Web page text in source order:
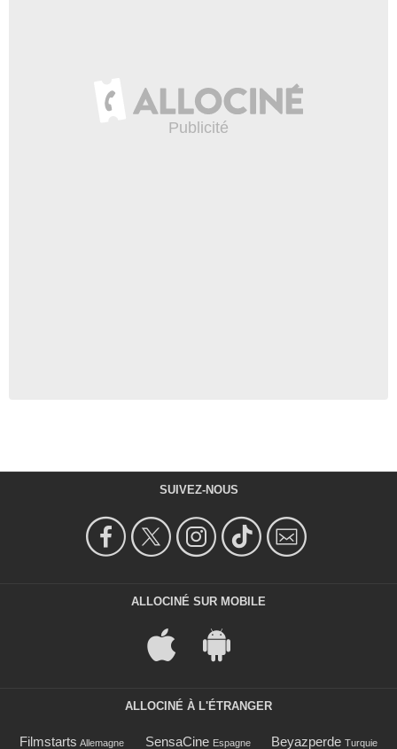
SUIVEZ-NOUS
ALLOCINÉ SUR MOBILE
ALLOCINÉ À L'ÉTRANGER
Filmstarts Allemagne SensaCine Espagne Beyazperde Turquie